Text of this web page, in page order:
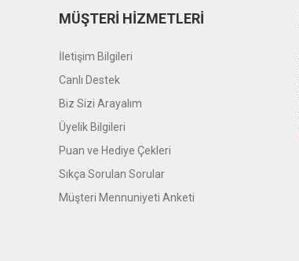
MÜŞTERİ HİZMETLERİ
İletişim Bilgileri
Canlı Destek
Biz Sizi Arayalım
Üyelik Bilgileri
Puan ve Hediye Çekleri
Sıkça Sorulan Sorular
Müşteri Mennuniyeti Anketi